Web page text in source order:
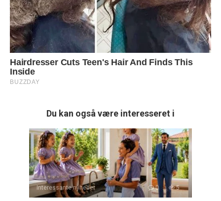
Du kan også være interesseret i
Interessante nyheder 0 5